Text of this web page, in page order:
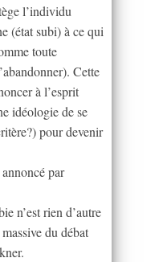
l’individu
(état subi) à ce qui
toute
Cette
à l’esprit
idéologie de se
pour devenir
par
n’est rien d’autre
du débat